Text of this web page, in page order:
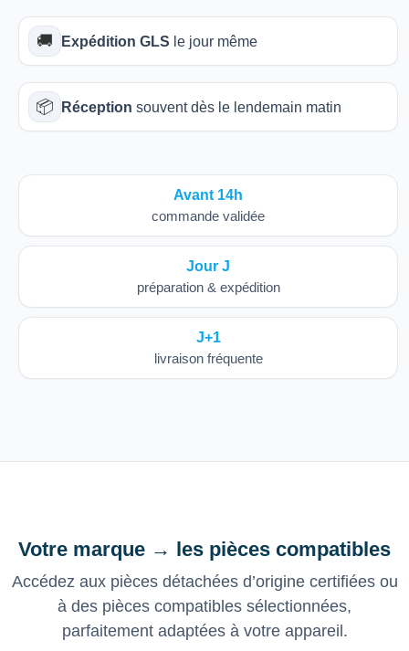
🚚 Expédition GLS le jour même
📦 Réception souvent dès le lendemain matin
Avant 14h
commande validée
Jour J
préparation & expédition
J+1
livraison fréquente
Votre marque → les pièces compatibles
Accédez aux pièces détachées d’origine certifiées ou
à des pièces compatibles sélectionnées,
parfaitement adaptées à votre appareil.